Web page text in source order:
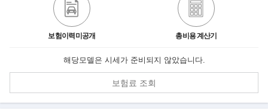
보험이력미공개 총비용 계산기
해당모델은 시세가 준비되지 않았습니다.
보험료 조회